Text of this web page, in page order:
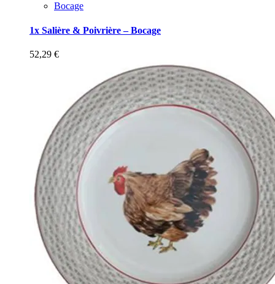
Bocage
1x Salière & Poivrière – Bocage
52,29 €